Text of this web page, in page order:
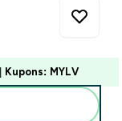
Kupons: MYLV